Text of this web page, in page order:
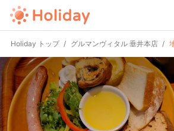
Holiday トップ グルマンヴィタル 垂井本店